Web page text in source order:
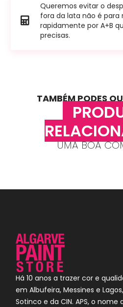
Queremos evitar o
fora da lata não é para
rapidamente por A+B
precisas.
TAMBÉM PODES
UMA BOA
Há 10 anos a trazer cor e
em Albufeira, Messines e
Sotinco e da CIN. APS, o nome